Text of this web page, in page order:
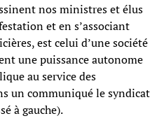
nos ministres et élus
et en s’associant
est celui d’une société
une puissance autonome
au service des
un communiqué le syndicat
à gauche).